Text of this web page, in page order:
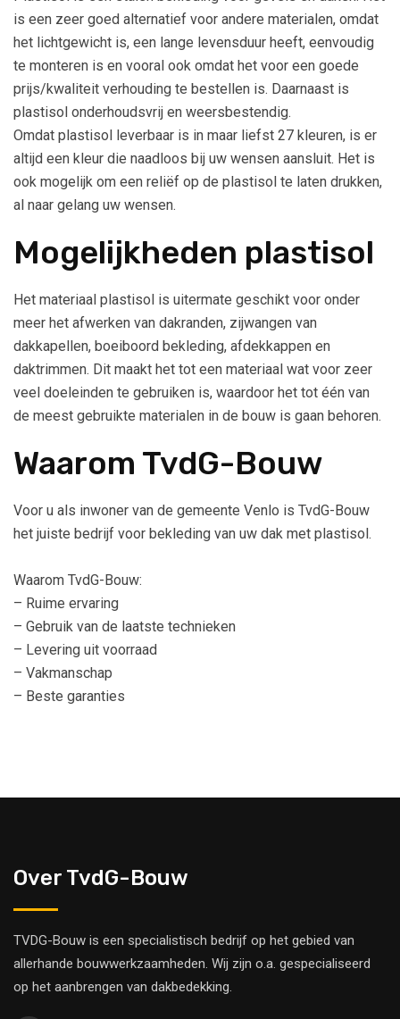
is een zeer goed alternatief voor andere materialen, omdat
het lichtgewicht is, een lange levensduur heeft, eenvoudig
te monteren is en vooral ook omdat het voor een goede
prijs/kwaliteit verhouding te bestellen is. Daarnaast is
plastisol onderhoudsvrij en weersbestendig.
Omdat plastisol leverbaar is in maar liefst 27 kleuren, is er
altijd een kleur die naadloos bij uw wensen aansluit. Het is
ook mogelijk om een reliëf op de plastisol te laten drukken,
al naar gelang uw wensen.
Mogelijkheden plastisol
Het materiaal plastisol is uitermate geschikt voor onder
meer het afwerken van dakranden, zijwangen van
dakkapellen, boeiboord bekleding, afdekkappen en
daktrimmen. Dit maakt het tot een materiaal wat voor zeer
veel doeleinden te gebruiken is, waardoor het tot één van
de meest gebruikte materialen in de bouw is gaan behoren.
Waarom TvdG-Bouw
Voor u als inwoner van de gemeente Venlo is TvdG-Bouw
het juiste bedrijf voor bekleding van uw dak met plastisol.
Waarom TvdG-Bouw:
– Ruime ervaring
– Gebruik van de laatste technieken
– Levering uit voorraad
– Vakmanschap
– Beste garanties
Over TvdG-Bouw
TVDG-Bouw is een specialistisch bedrijf op het gebied van
allerhande bouwwerkzaamheden. Wij zijn o.a. gespecialiseerd
op het aanbrengen van dakbedekking.